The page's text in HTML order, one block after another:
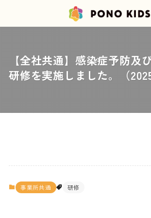
【全社共通】感染症予防及
研修を実施しました。（
事業所共通 研修